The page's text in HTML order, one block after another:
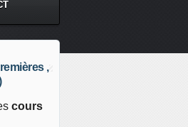
,
cours